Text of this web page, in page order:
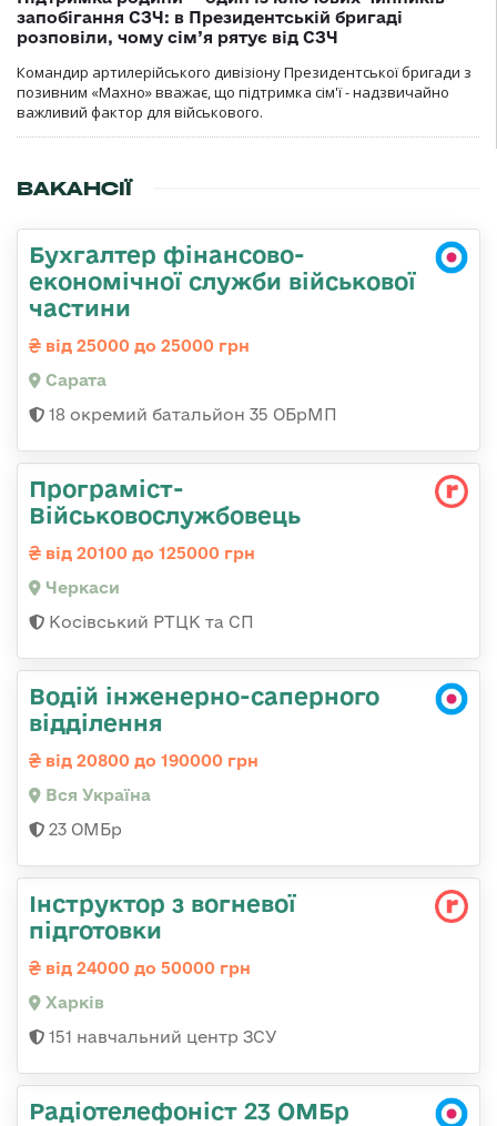
запобігання СЗЧ: в Президентській бригаді
розповіли, чому сім’я рятує від СЗЧ
Командир артилерійського дивізіону Президентської бригади з
позивним «Махно» вважає, що підтримка сім'ї - надзвичайно
важливий фактор для військового.
ВАКАНСІЇ
Бухгалтер фінансово-
економічної служби військової
частини
від 25000 до 25000 грн
Сарата
18 окремий батальйон 35 ОБрМП
Програміст-
Військовослужбовець
від 20100 до 125000 грн
Черкаси
Косівський РТЦК та СП
Водій інженерно-саперного
відділення
від 20800 до 190000 грн
Вся Україна
23 ОМБр
Інструктор з вогневої
підготовки
від 24000 до 50000 грн
Харків
151 навчальний центр ЗСУ
Радіотелефоніст 23 ОМБр